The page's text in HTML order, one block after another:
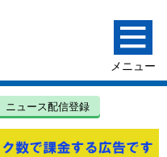
ニュース配信登録